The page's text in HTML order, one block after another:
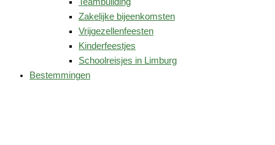
Zakelijke bijeenkomsten
Vrijgezellenfeesten
Kinderfeestjes
Schoolreisjes in Limburg
Bestemmingen